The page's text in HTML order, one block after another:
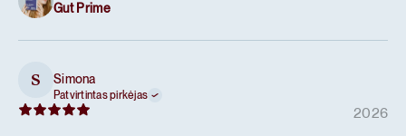
Gut Prime
S Simona
Patvirtintas pirkėjas
2026